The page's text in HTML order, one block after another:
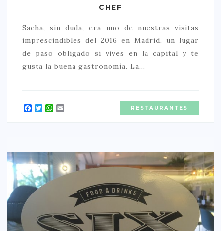
CHEF
Sacha, sin duda, era uno de nuestras visitas
imprescindibles del 2016 en Madrid, un lugar
de paso obligado si vives en la capital y te
gusta la buena gastronomía. La…
Facebook
Twitter
WhatsApp RESTAURANTES